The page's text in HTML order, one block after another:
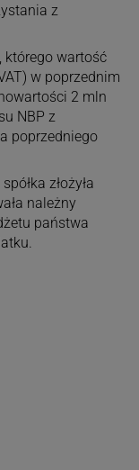
z
którego wartość
w poprzednim
2 mln
NBP z
poprzedniego
złożyła
należny
państwa